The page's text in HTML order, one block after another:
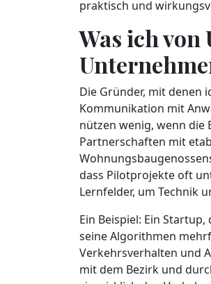
praktisch und
Was ich
Die Gründer, mit denen
Kommunikation mit
nützen wenig, wenn die
Partnerschaften mit
dass Pilotprojekte oft
Lernfelder, um Technik
Ein Beispiel: Ein
seine Algorithmen
Verkehrsverhalten und
mit dem Bezirk und